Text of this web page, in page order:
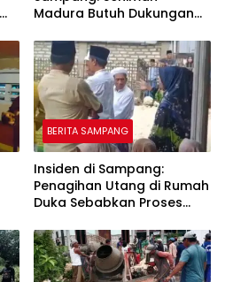
Madura Butuh Dukungan
Bersinar
BERITA SAMPANG
Insiden di Sampang:
Penagihan Utang di Rumah
Duka Sebabkan Proses